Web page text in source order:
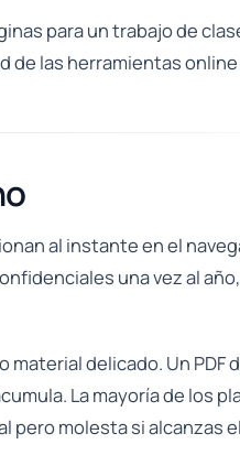
para un trabajo de
las herramientas
al instante en el
una vez al
delicado. Un PDF
La mayoría de los
pero molesta si alcanzas